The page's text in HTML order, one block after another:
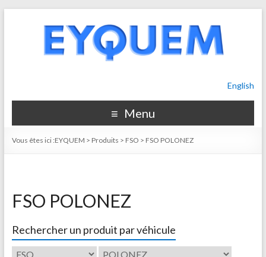
English
Menu
Vous êtes ici :EYQUEM > Produits > FSO > FSO POLONEZ
FSO POLONEZ
Rechercher un produit par véhicule